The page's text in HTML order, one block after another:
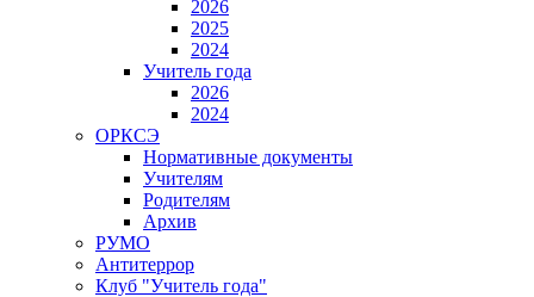
2026
2025
2024
Учитель года
2026
2024
ОРКСЭ
Нормативные документы
Учителям
Родителям
Архив
РУМО
Антитеррор
Клуб "Учитель года"